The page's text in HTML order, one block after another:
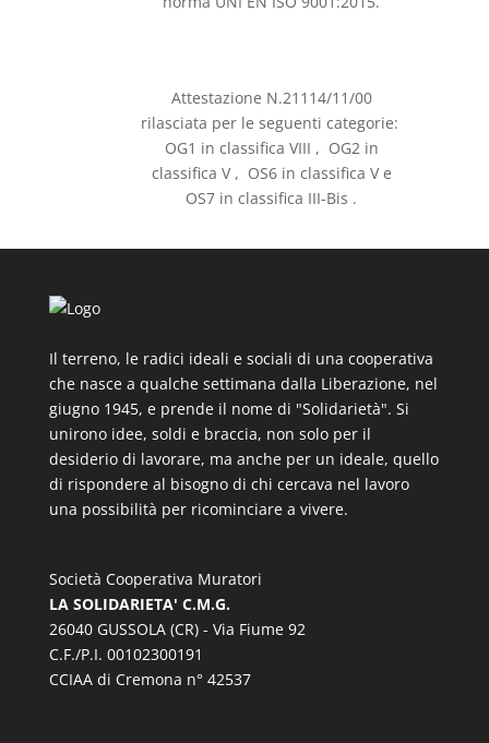
Attestazione N.21114/11/00
rilasciata per le seguenti categorie:
OG1 in classifica VIII , OG2 in
classifica V , OS6 in classifica V e
OS7 in classifica III-Bis .
Il terreno, le radici ideali e sociali di una cooperativa
che nasce a qualche settimana dalla Liberazione, nel
giugno 1945, e prende il nome di "Solidarietà". Si
unirono idee, soldi e braccia, non solo per il
desiderio di lavorare, ma anche per un ideale, quello
di rispondere al bisogno di chi cercava nel lavoro
una possibilità per ricominciare a vivere.
Società Cooperativa Muratori
LA SOLIDARIETA' C.M.G.
26040 GUSSOLA (CR) - Via Fiume 92
C.F./P.I. 00102300191
CCIAA di Cremona n° 42537